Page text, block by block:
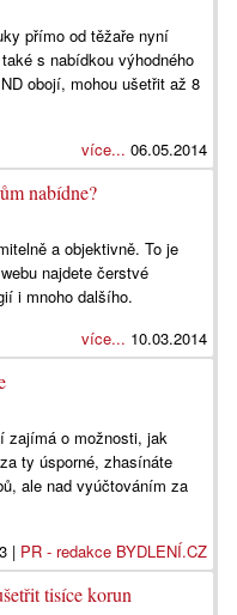
přímo od těžaře nyní
s nabídkou výhodného
obojí, mohou ušetřit až 8
více... 06.05.2014
nabídne?
a objektivně. To je
najdete čerstvé
i mnoho dalšího.
více... 10.03.2014
zajímá o možnosti, jak
ty úsporné, zhasínáte
ale nad vyúčtováním za
| PR - redakce BYDLENÍ.CZ
tisíce korun